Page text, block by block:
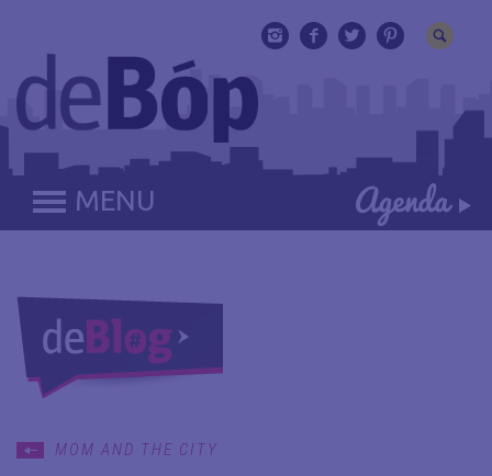
MENU
MOM AND THE CITY